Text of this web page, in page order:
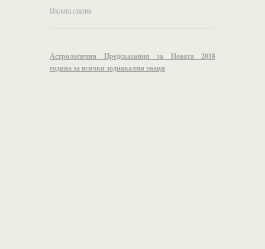
Цялата статия
Астрологични Предсказания за Новата 2018
година за всички зодиакални знаци